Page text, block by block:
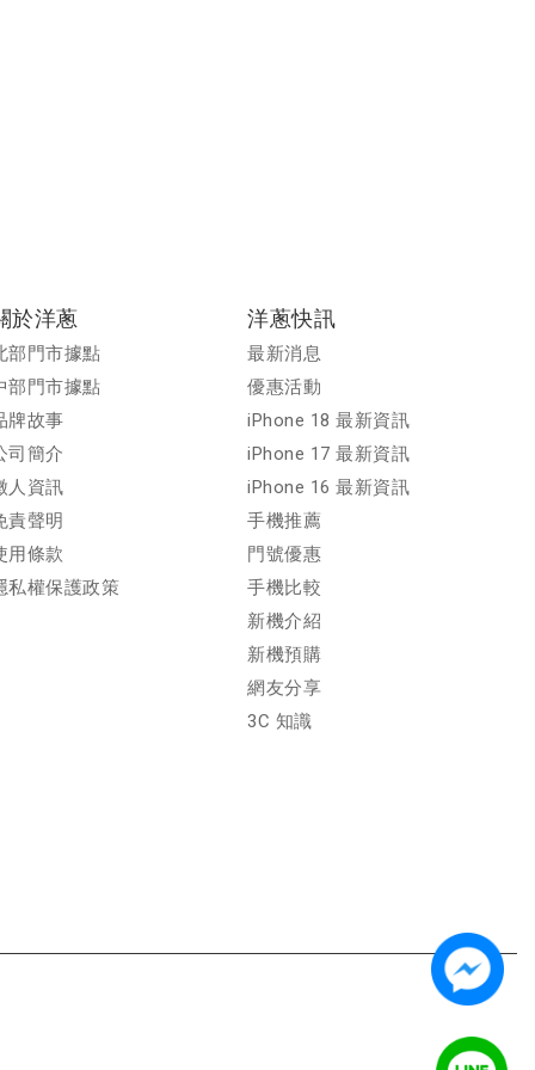
於洋蔥
部門市據點
部門市據點
牌故事
司簡介
人資訊
責聲明
用條款
私權保護政策
洋蔥快訊
最新消息
優惠活動
iPhone 18 最新資訊
iPhone 17 最新資訊
iPhone 16 最新資訊
手機推薦
門號優惠
手機比較
新機介紹
新機預購
網友分享
3C 知識